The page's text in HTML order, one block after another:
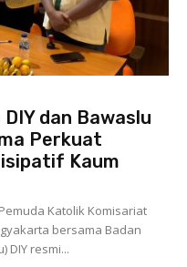
dan Bawaslu
Perkuat
Kaum
Katolik Komisariat
bersama Badan
DIY resmi...